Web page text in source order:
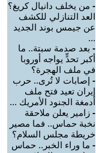
- من يخلف دانيال كريغ؟
العد التنازلي للكشف
عن جيمس بوند الجديد
...
- بعد صدمة سبتة.. ما
أكبر تحدٍّ يواجه أوروبا
في ملف الهجرة؟
- إصابات لا تُرى.. حرب
إيران تعيد فتح ملف
أدمغة الجنود الأمريك ...
- زامير يعلن ملاحقة
نخبة حماس.. فما مصير
خريطة مجلس السلام؟
- ما وراء الخبر.. حماس